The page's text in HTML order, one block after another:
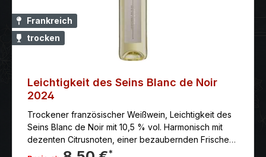
Frankreich
trocken
Leichtigkeit des Seins Blanc de Noir
2024
Trockener französischer Weißwein, Leichtigkeit des
Seins Blanc de Noir mit 10,5 % vol. Harmonisch mit
dezenten Citrusnoten, einer bezaubernden Frische
und prägnanten, jedoch gut eingebundenen Säure.
*